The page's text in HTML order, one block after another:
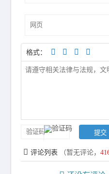
格式：
评论列表 （暂无评论，